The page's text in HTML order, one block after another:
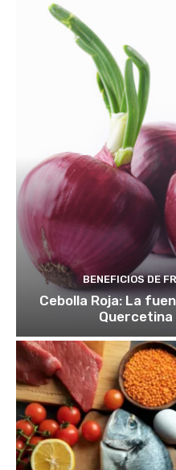
BENEFICIOS DE
Cebolla Roja: La